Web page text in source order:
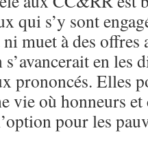
qui s’y sont
muet à des offres
en les
prononcés. Elles
vie où honneurs
pour les